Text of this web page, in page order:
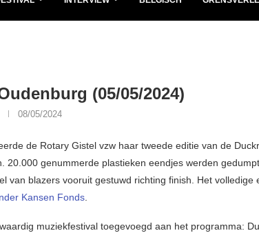
(05/05/2024)
08/05/2024
de Rotary Gistel vzw haar tweede editie van de
20.000 genummerde plastieken eendjes werden
van blazers vooruit gestuwd richting finish. Het volledige
Kansen Fonds.
muziekfestival toegevoegd aan het programma: